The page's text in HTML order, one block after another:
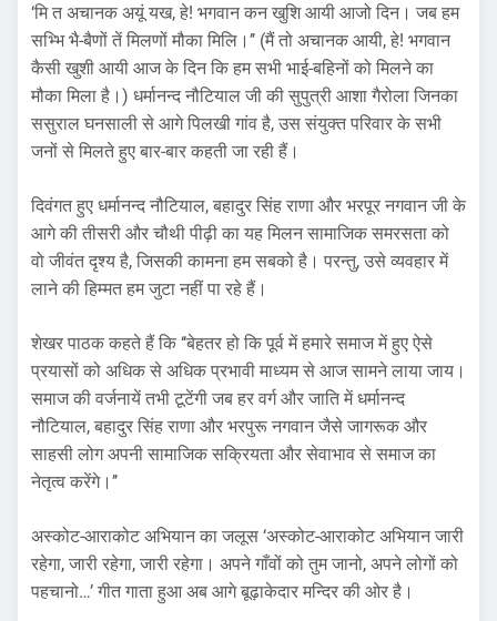
‘मि त अचानक अयूं यख, हे! भगवान कन खुशि आयी आजो दिन। जब हम
सभ्भि भै-बैणों तें मिलणों मौका मिलि।’’ (मैं तो अचानक आयी, हे! भगवान
कैसी खुशी आयी आज के दिन कि हम सभी भाई-बहिनों को मिलने का
मौका मिला है।) धर्मानन्द नौटियाल जी की सुपुत्री आशा गैरोला जिनका
ससुराल घनसाली से आगे पिलखी गांव है, उस संयुक्त परिवार के सभी
जनों से मिलते हुए बार-बार कहती जा रही हैं।
दिवंगत हुए धर्मानन्द नौटियाल, बहादुर सिंह राणा और भरपूर नगवान जी के
आगे की तीसरी और चौथी पीढ़ी का यह मिलन सामाजिक समरसता को
वो जीवंत दृश्य है, जिसकी कामना हम सबको है। परन्तु, उसे व्यवहार में
लाने की हिम्मत हम जुटा नहीं पा रहे हैं।
शेखर पाठक कहते हैं कि ‘‘बेहतर हो कि पूर्व में हमारे समाज में हुए ऐसे
प्रयासों को अधिक से अधिक प्रभावी माध्यम से आज सामने लाया जाय।
समाज की वर्जनायें तभी टूटेंगी जब हर वर्ग और जाति में धर्मानन्द
नौटियाल, बहादुर सिंह राणा और भरपुरू नगवान जैसे जागरूक और
साहसी लोग अपनी सामाजिक सक्रियता और सेवाभाव से समाज का
नेतृत्व करेंगे।’’
अस्कोट-आराकोट अभियान का जलूस ‘अस्कोट-आराकोट अभियान जारी
रहेगा, जारी रहेगा, जारी रहेगा। अपने गाँवों को तुम जानो, अपने लोगों को
पहचानो…’ गीत गाता हुआ अब आगे बूढ़ाकेदार मन्दिर की ओर है।